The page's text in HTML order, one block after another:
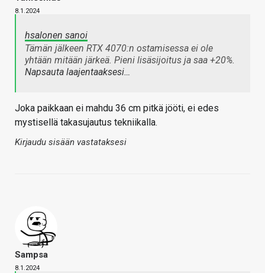
8.1.2024
hsalonen sanoi
Tämän jälkeen RTX 4070:n ostamisessa ei ole
yhtään mitään järkeä. Pieni lisäsijoitus ja saa +20%.
Napsauta laajentaaksesi…
Joka paikkaan ei mahdu 36 cm pitkä jööti, ei edes
mystisellä takasujautus tekniikalla.
Kirjaudu sisään vastataksesi
Sampsa
8.1.2024